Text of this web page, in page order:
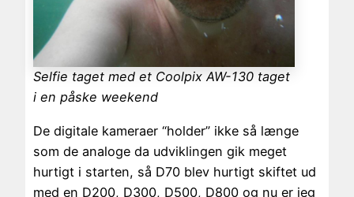
Selfie taget med et Coolpix AW-130 taget
i en påske weekend
De digitale kameraer “holder” ikke så længe
som de analoge da udviklingen gik meget
hurtigt i starten, så D70 blev hurtigt skiftet ud
med en D200, D300, D500, D800 og nu er jeg